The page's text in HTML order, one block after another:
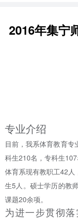
2016年集宁
专业介绍
目前，我系体育教育
科生210名，专科生107
体育系现有教职工42
生5人。硕士学历的教
课题20余项。
为进一步贯彻